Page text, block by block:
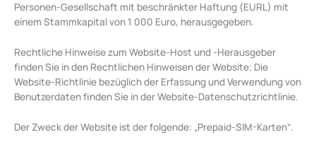
Personen-Gesellschaft mit beschränkter Haftung (EURL) mit
einem Stammkapital von 1 000 Euro, herausgegeben.
Rechtliche Hinweise zum Website-Host und -Herausgeber
finden Sie in den Rechtlichen Hinweisen der Website; Die
Website-Richtlinie bezüglich der Erfassung und Verwendung von
Benutzerdaten finden Sie in der Website-Datenschutzrichtlinie.
Der Zweck der Website ist der folgende: „Prepaid-SIM-Karten“.